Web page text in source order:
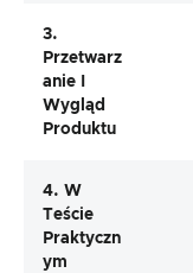
3.
Przetwarz
Anie I
Wygląd
Produktu
4. W
Teście
Praktyczn
Ym